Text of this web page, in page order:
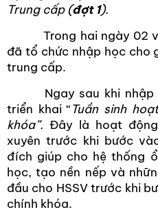
Trung cấp (đợt 1).
Trong hai ngày 02
đã tổ chức nhập học cho
trung cấp.
Ngay sau khi
triển khai “Tuần sinh
khóa”. Đây là hoạt
xuyên trước khi bước
đích giúp cho hệ thống
học, tạo nền nếp và
đầu cho HSSV trước khi
chính khóa.